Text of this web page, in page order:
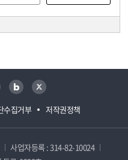
수집거부 저작권정책
블로그 트위터
사업자등록 : 314-82-10024